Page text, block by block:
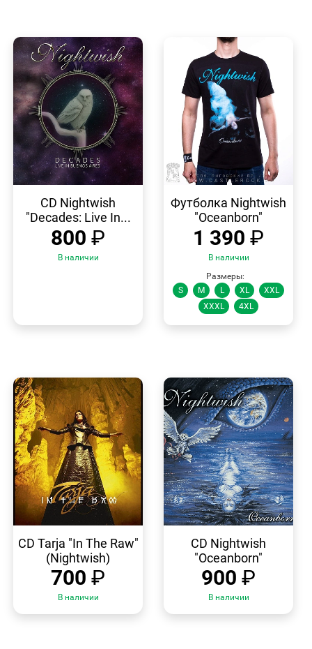
ПРОСМОТР
CD Nightwish
"Decades: Live In...
800 ₽
В наличии
ПРОСМОТР
Футболка Nightwish
"Oceanborn"
1 390 ₽
В наличии
Размеры:
S
M L XL
XXL
XXXL
4XL
ПРОСМОТР
CD Tarja "In The Raw"
(Nightwish)
700 ₽
В наличии
ПРОСМОТР
CD Nightwish
"Oceanborn"
900 ₽
В наличии